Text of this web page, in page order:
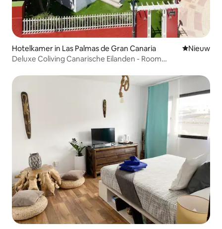
Hotelkamer in Las Palmas de Gran Canaria Nieuwe
Nieuw
Deluxe Coliving Canarische Eilanden - Room